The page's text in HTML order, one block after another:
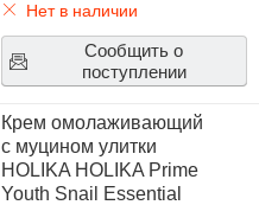
Нет в наличии
Сообщить о
поступлении
Крем омолаживающий
с муцином улитки
HOLIKA HOLIKA Prime
Youth Snail Essential